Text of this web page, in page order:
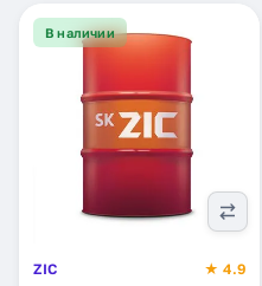
В наличии
ZIC
★ 4.9